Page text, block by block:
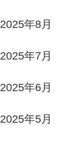
2025年8月
2025年7月
2025年6月
2025年5月